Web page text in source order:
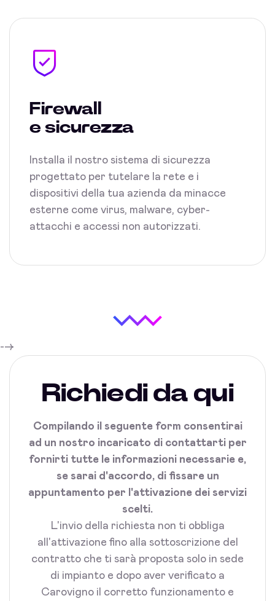
Firewall
e sicurezza
Installa il nostro sistema di sicurezza
progettato per tutelare la rete e i
dispositivi della tua azienda da minacce
esterne come virus, malware, cyber-
attacchi e accessi non autorizzati.
-->
Richiedi da qui
Compilando il seguente form consentirai
ad un nostro incaricato di contattarti per
fornirti tutte le informazioni necessarie e,
se sarai d'accordo, di fissare un
appuntamento per l'attivazione dei servizi
scelti.
L'invio della richiesta non ti obbliga
all'attivazione fino alla sottoscrizione del
contratto che ti sarà proposta solo in sede
di impianto e dopo aver verificato a
Carovigno il corretto funzionamento e